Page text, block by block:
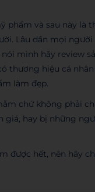
phẩm và sau này là
Lâu dần mọi người
mình hãy review
thương hiệu cá
làm đẹp.
chứ không phải
hay bị những
được hết, nên hãy